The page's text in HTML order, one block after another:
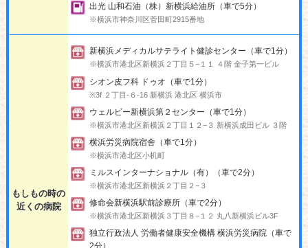
出光 山和石油（株）新横浜給油所（車で5分）
※横浜市神奈川区菅田町2915番地
もしもの時の
近くの病院
新横浜メディカルサテライト健診センター（車で1分）
※横浜市港北区新横浜２丁目５−１１ ４階 金子第一ビル
シオン皮フ科 ドゥオ（車で1分）
※3f ２丁目-６-16 新横浜 港北区 横浜市
ウェルビー新横浜第２センター（車で1分）
※横浜市港北区新横浜２丁目１２−３ 新横浜成田ビル ３階
横浜労災病院宿舎（車で1分）
※横浜市港北区小机町
ミルスインターナショナル（有）（車で2分）
※横浜市港北区新横浜２丁目２−３
修命会新横浜駅前診療所（車で2分）
※横浜市港北区新横浜３丁目８−１２ 丸八新横浜ビル3F
独立行政法人 労働者健康安全機構 横浜労災病院（車で